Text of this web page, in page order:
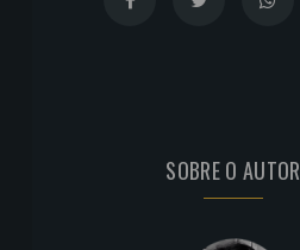
SOBRE O AUTOR